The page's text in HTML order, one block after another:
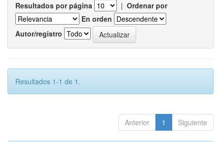
Resultados por página | Ordenar por
En orden
Autor/registro
Resultados 1-1 de 1.
Anterior 1 Siguiente